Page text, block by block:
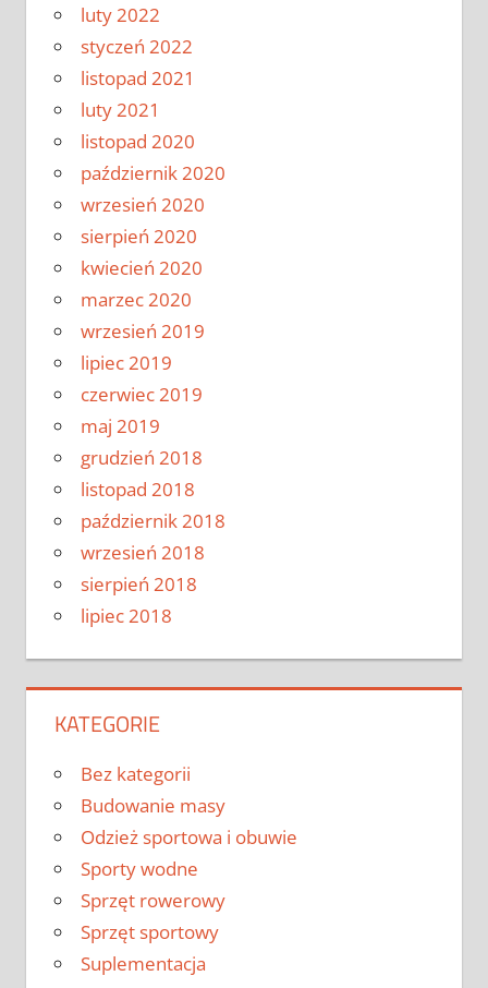
luty 2022
styczeń 2022
listopad 2021
luty 2021
listopad 2020
październik 2020
wrzesień 2020
sierpień 2020
kwiecień 2020
marzec 2020
wrzesień 2019
lipiec 2019
czerwiec 2019
maj 2019
grudzień 2018
listopad 2018
październik 2018
wrzesień 2018
sierpień 2018
lipiec 2018
KATEGORIE
Bez kategorii
Budowanie masy
Odzież sportowa i obuwie
Sporty wodne
Sprzęt rowerowy
Sprzęt sportowy
Suplementacja